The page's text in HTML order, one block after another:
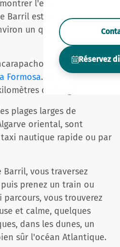
Réservez
l'environnement à
Barril est devenue un
un quart d'heure de
donne sur la
Formosa. Une sorte de
de long !
plages larges de
oriental, sont
nautique rapide ou par
Barril, vous traversez
prenez un train ou
parcours, vous trouverez
et calme, quelques
dans les dunes, un
sûr l'océan Atlantique.